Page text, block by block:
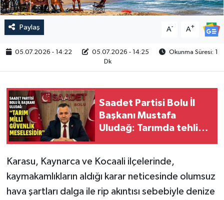
Paylaş A- A+
05.07.2026 - 14:22 05.07.2026 - 14:25
Okunma Süresi: 1
Dk
Saadet Partisi Bolu İl
Başkanı Mustafa
Uludağ: Tarımda tehlike
Karasu, Kaynarca ve Kocaali ilçelerinde,
kaymakamlıkların aldığı karar neticesinde olumsuz
hava şartları dalga ile rip akıntısı sebebiyle denize